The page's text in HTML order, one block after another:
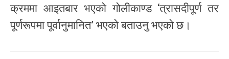
क्रममा आइतबार भएको गोलीकाण्ड ‘त्रासदीपूर्ण तर
पूर्णरूपमा पूर्वानुमानित’ भएको बताउनु भएको छ।